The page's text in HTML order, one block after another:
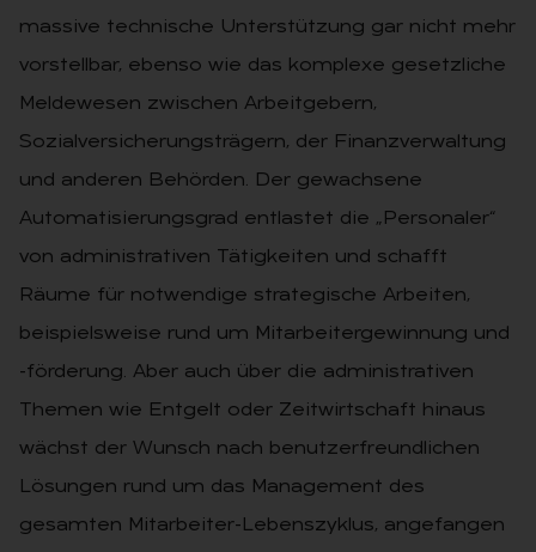
massive technische Unterstützung gar nicht mehr
vorstellbar, ebenso wie das komplexe gesetzliche
Meldewesen zwischen Arbeitgebern,
Sozialversicherungsträgern, der Finanzverwaltung
und anderen Behörden. Der gewachsene
Automatisierungsgrad entlastet die „Personaler“
von administrativen Tätigkeiten und schafft
Räume für notwendige strategische Arbeiten,
beispielsweise rund um Mitarbeitergewinnung und
-förderung. Aber auch über die administrativen
Themen wie Entgelt oder Zeitwirtschaft hinaus
wächst der Wunsch nach benutzerfreundlichen
Lösungen rund um das Management des
gesamten Mitarbeiter-Lebenszyklus, angefangen